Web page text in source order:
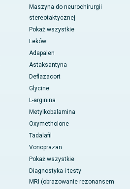
Maszyna do neurochirurgii
stereotaktycznej
Pokaż wszystkie
Leków
Adapalen
Astaksantyna
Deflazacort
Glycine
L-arginina
Metylkobalamina
Oxymetholone
Tadalafil
Vonoprazan
Pokaż wszystkie
Diagnostyka i testy
MRI (obrazowanie rezonansem